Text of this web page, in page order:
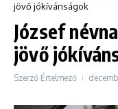
jövő jókívánságok
József
jövő
Szerző Értelmező